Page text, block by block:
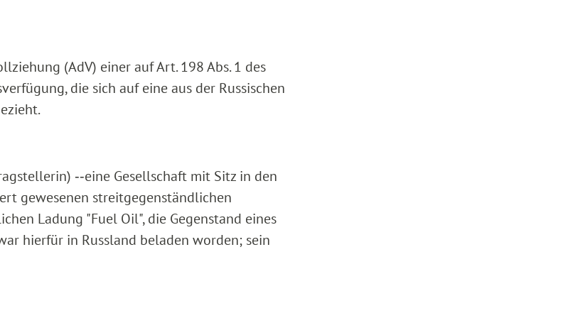
(AdV) einer auf Art. 198 Abs. 1 des
die sich auf eine aus der Russischen
‑‑eine Gesellschaft mit Sitz in den
gewesenen streitgegenständlichen
Ladung "Fuel Oil", die Gegenstand eines
hierfür in Russland beladen worden; sein